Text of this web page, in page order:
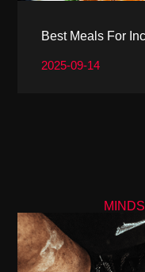
Best Meals For
2025-09-14